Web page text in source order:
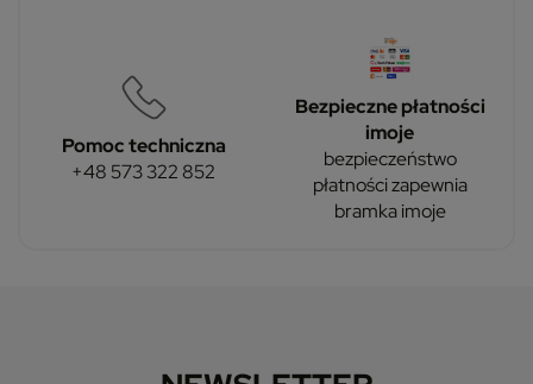
Pomoc techniczna
+48 573 322 852
Bezpieczne płatności
imoje
bezpieczeństwo
płatności zapewnia
bramka imoje